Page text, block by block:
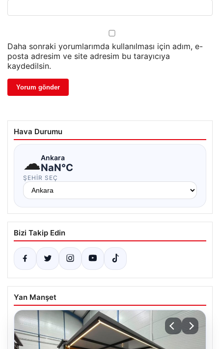
Daha sonraki yorumlarımda kullanılması için adım, e-
posta adresim ve site adresim bu tarayıcıya
kaydedilsin.
Hava Durumu
☁Ankara
NaN°C
ŞEHIR SEÇ
Bizi Takip Edin
Yan Manşet